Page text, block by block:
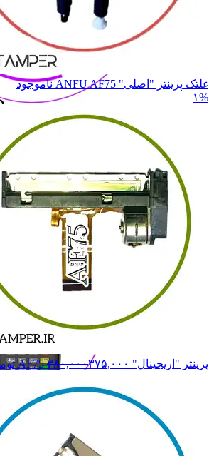
NEWLAND
NEWLAND
8210
8210
همه دسته بندی های NEWPOS
غلتک پرینتر "اصلی" ANFU AF75
ناموجود
۱%
پرینتر "اریجینال" AF75 ۳۸۰,۰۰۰۳۷۵,۰۰۰